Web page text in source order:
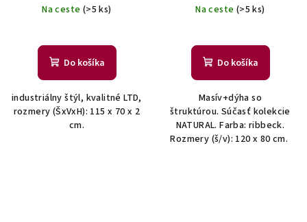
Na ceste (>5 ks)
Do košíka
industriálny štýl, kvalitné LTD,
rozmery (ŠxVxH): 115 x 70 x 2
cm.
Na ceste (>5 ks)
Do košíka
Masív+dýha so
štruktúrou. Súčasť kolekcie
NATURAL. Farba: ribbeck.
Rozmery (š/v): 120 x 80 cm.